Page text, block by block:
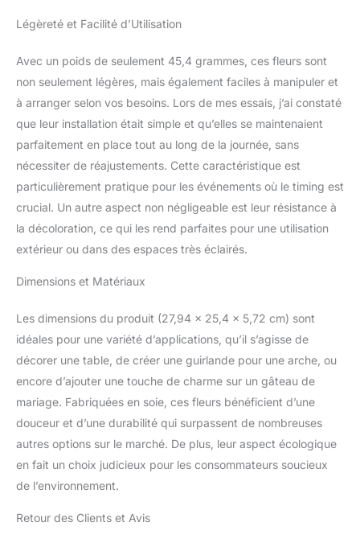
est parfait pour votre
rend votre événement
prendre du caractère
facilement. Référence :
chaque lot de boîtes de fleurs
peut faire un bouquet de
22,9 à 25,4 cm, ou un centre
de table de 27,9 à 30,5 cm.
Légèreté et Facilité d’Utilisation
Avec un poids de seulement 45,4 grammes, ces fleurs sont
non seulement légères, mais également faciles à manipuler et
à arranger selon vos besoins. Lors de mes essais, j’ai constaté
que leur installation était simple et qu’elles se maintenaient
parfaitement en place tout au long de la journée, sans
nécessiter de réajustements. Cette caractéristique est
particulièrement pratique pour les événements où le timing est
crucial. Un autre aspect non négligeable est leur résistance à
la décoloration, ce qui les rend parfaites pour une utilisation
extérieur ou dans des espaces très éclairés.
Dimensions et Matériaux
Les dimensions du produit (27,94 x 25,4 x 5,72 cm) sont
idéales pour une variété d’applications, qu’il s’agisse de
décorer une table, de créer une guirlande pour une arche, ou
encore d’ajouter une touche de charme sur un gâteau de
mariage. Fabriquées en soie, ces fleurs bénéficient d’une
douceur et d’une durabilité qui surpassent de nombreuses
autres options sur le marché. De plus, leur aspect écologique
en fait un choix judicieux pour les consommateurs soucieux
de l’environnement.
Retour des Clients et Avis